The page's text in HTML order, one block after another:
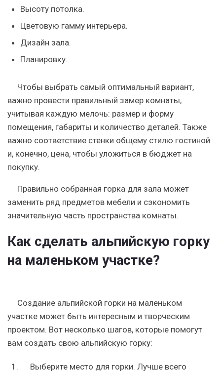
Высоту потолка.
Цветовую гамму интерьера.
Дизайн зала.
Планировку.
Чтобы выбрать самый оптимальный вариант,
важно провести правильный замер комнаты,
учитывая каждую мелочь: размер и форму
помещения, габариты и количество деталей. Также
важно соответствие стенки общему стилю гостиной
и, конечно, цена, чтобы уложиться в бюджет на
покупку.
Правильно собранная горка для зала может
заменить ряд предметов мебели и сэкономить
значительную часть пространства комнаты.
Как сделать альпийскую горку
на маленьком участке?
Создание альпийской горки на маленьком
участке может быть интересным и творческим
проектом. Вот несколько шагов, которые помогут
вам создать свою альпийскую горку:
Выберите место для горки. Лучше всего